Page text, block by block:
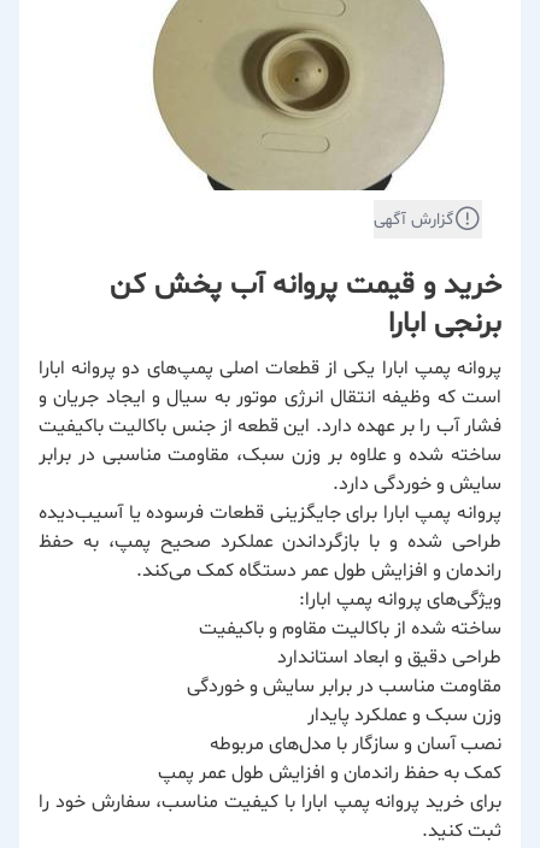
گزارش آگهی
خرید و قیمت پروانه آب پخش کن
برنجی ابارا
پروانه پمپ ابارا یکی از قطعات اصلی پمپ‌های دو پروانه ابارا
است که وظیفه انتقال انرژی موتور به سیال و ایجاد جریان و
فشار آب را بر عهده دارد. این قطعه از جنس باکالیت باکیفیت
ساخته شده و علاوه بر وزن سبک، مقاومت مناسبی در برابر
سایش و خوردگی دارد.
پروانه پمپ ابارا برای جایگزینی قطعات فرسوده یا آسیب‌دیده
طراحی شده و با بازگرداندن عملکرد صحیح پمپ، به حفظ
راندمان و افزایش طول عمر دستگاه کمک می‌کند.
ویژگی‌های پروانه پمپ ابارا:
ساخته شده از باکالیت مقاوم و باکیفیت
طراحی دقیق و ابعاد استاندارد
مقاومت مناسب در برابر سایش و خوردگی
وزن سبک و عملکرد پایدار
نصب آسان و سازگار با مدل‌های مربوطه
کمک به حفظ راندمان و افزایش طول عمر پمپ
برای خرید پروانه پمپ ابارا با کیفیت مناسب، سفارش خود را
ثبت کنید.